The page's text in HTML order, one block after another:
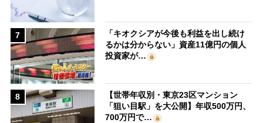
7
「キオクシアが今後も利益を出し続け
るかは分からない」資産11億円の個人
投資家が…
8
【世帯年収別・東京23区マンション
「狙い目駅」を大公開】年収500万円、
700万円で…